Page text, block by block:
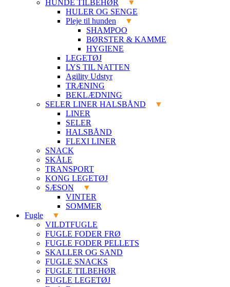
HUNDE TILBEHØR
HULER OG SENGE
Pleje til hunden
SHAMPOO
BØRSTER & KAMME
HYGIENE
LEGETØJ
LYS TIL NATTEN
Agility Udstyr
TRÆNING
BEKLÆDNING
SELER LINER HALSBÅND
LINER
SELER
HALSBÅND
FLEXI LINER
SNACK
SKÅLE
TRANSPORT
KONG LEGETØJ
SÆSON
VINTER
SOMMER
Fugle
VILDTFUGLE
FUGLE FODER FRØ
FUGLE FODER PELLETS
SKALLER OG SAND
FUGLE SNACKS
FUGLE TILBEHØR
FUGLE LEGETØJ